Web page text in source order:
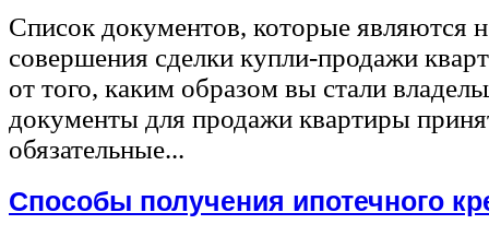
Список документов, которые являются
совершения сделки купли-продажи
от того, каким образом вы стали
документы для продажи квартиры
обязательные...
Способы получения ипотечного